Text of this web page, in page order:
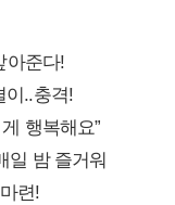
아준다!
이..충격!
행복해요”
일 밤 즐거워
련!